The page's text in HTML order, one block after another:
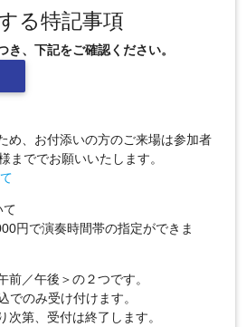
る特記事項
き、下記をご確認ください。
め、お付添いの方のご来場は参加者
まででお願いいたします。
て
円で演奏時間帯の指定ができま
前／午後＞の２つです。
でのみ受け付けます。
次第、受付は終了します。